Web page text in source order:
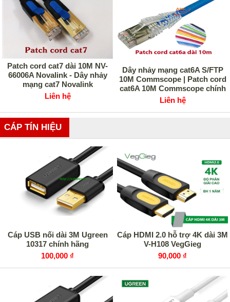
Patch cord cat7 dài 10M NV-
66006A Novalink - Dây nhảy
mạng cat7 Novalink
Liên hệ
Dây nhảy mạng cat6A S/FTP
10M Commscope | Patch cord
cat6A 10M Commscope chính
hãng
Liên hệ
CÁP TÍN HIỆU
Cáp USB nối dài 3M Ugreen
10317 chính hãng
100,000 ₫
Cáp HDMI 2.0 hỗ trợ 4K dài 3M
V-H108 VegGieg
90,000 ₫